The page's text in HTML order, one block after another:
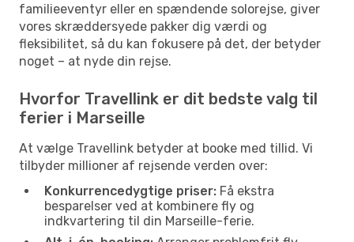
familieeventyr eller en spændende solorejse, giver
vores skræddersyede pakker dig værdi og
fleksibilitet, så du kan fokusere på det, der betyder
noget – at nyde din rejse.
Hvorfor Travellink er dit bedste valg til
ferier i Marseille
At vælge Travellink betyder at booke med tillid. Vi
tilbyder millioner af rejsende verden over:
Konkurrencedygtige priser: Få ekstra
besparelser ved at kombinere fly og
indkvartering til din Marseille-ferie.